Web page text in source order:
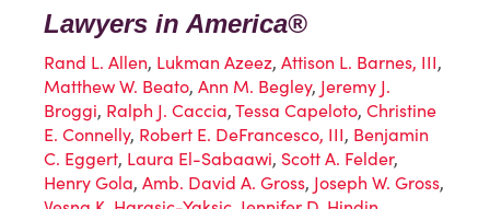
Lawyers in America®
Rand L. Allen, Lukman Azeez, Attison L. Barnes, III,
Matthew W. Beato, Ann M. Begley, Jeremy J.
Broggi, Ralph J. Caccia, Tessa Capeloto, Christine
E. Connelly, Robert E. DeFrancesco, III, Benjamin
C. Eggert, Laura El-Sabaawi, Scott A. Felder,
Henry Gola, Amb. David A. Gross, Joseph W. Gross,